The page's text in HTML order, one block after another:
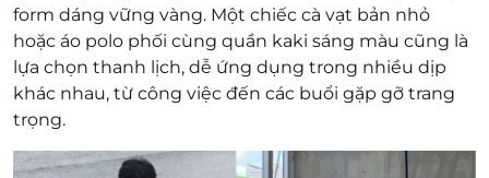
form dáng vững vàng. Một chiếc cà vạt bản nhỏ
hoặc áo polo phối cùng quần kaki sáng màu cũng là
lựa chọn thanh lịch, dễ ứng dụng trong nhiều dịp
khác nhau, từ công việc đến các buổi gặp gỡ trang
trọng.